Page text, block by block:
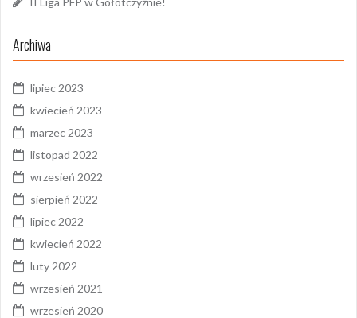
Archiwa
lipiec 2023
kwiecień 2023
marzec 2023
listopad 2022
wrzesień 2022
sierpień 2022
lipiec 2022
kwiecień 2022
luty 2022
wrzesień 2021
wrzesień 2020